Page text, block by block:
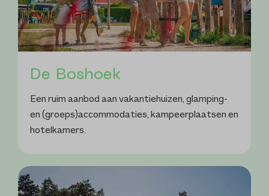
De Boshoek
Een ruim aanbod aan vakantiehuizen, glamping-
en (groeps)accommodaties, kampeerplaatsen en
hotelkamers.